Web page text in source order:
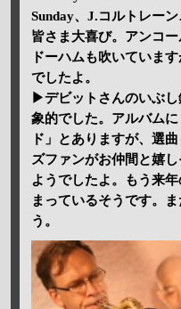
Sunday、J.コルトレー
皆さま大喜び。アンコ
ドーハムも吹いていま
でしたよ。
▶デビットさんのいぶ
象的でした。アルバム
ド」とありますが、選
ズファンがお仲間と嬉
ようでしたよ。もう来
まっているそうです。
う。